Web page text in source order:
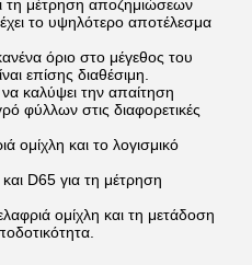
τη μέτρηση αποζημιώσεων
το υψηλότερο αποτέλεσμα
όριο στο μέγεθος του
επίσης διαθέσιμη.
καλύψει την απαίτηση
φύλλων στις διαφορετικές
ομίχλη και το λογισμικό
D65 για τη μέτρηση
ομίχλη και τη μετάδοση